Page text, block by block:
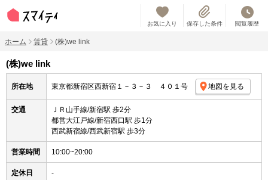
お気に入り 保存した条件 閲覧履歴
ホーム 賃貸 (株)we link
(株)we link
所在地 東京都新宿区西新宿１－３－３ ４０１号 地図を見る
交通
ＪＲ山手線/新宿駅 歩2分
都営大江戸線/新宿西口駅 歩1分
西武新宿線/西武新宿駅 歩3分
営業時間 10:00~20:00
定休日 -